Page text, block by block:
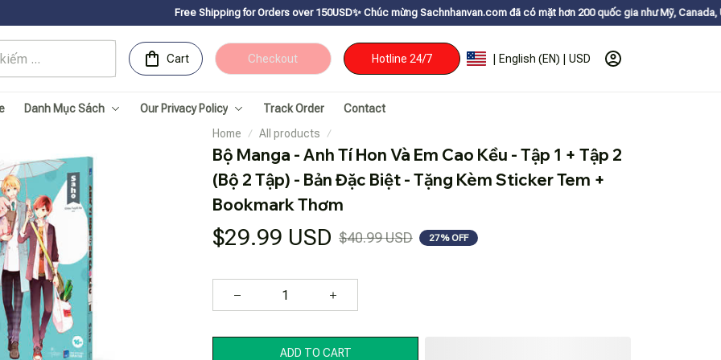
Free Shipping for Orders over 150USDㅤ✨ Chúc mừng Sachnhanvan.com đã có mặt hơn 200 quốc gia như Mỹ, Canada, Úc, Nhật, Hàn,
Cart Checkout Hotline 24/7 | English (EN) | USD
Danh Mục Sách Our Privacy Policy Track Order
Contact
Home
All products
Bộ Manga - Anh Tí Hon Và Em Cao Kều - Tập 1 + Tập 2
(Bộ 2 Tập) - Bản Đặc Biệt - Tặng Kèm Sticker Tem +
Bookmark Thơm
$29.99 USD $40.99 USD 27% OFF
ADD TO CART